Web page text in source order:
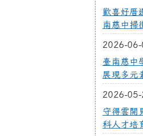
歡喜好
南慈中掃
2026-06-
臺南慈中
展現多元
2026-05-
守得雲
科人才培